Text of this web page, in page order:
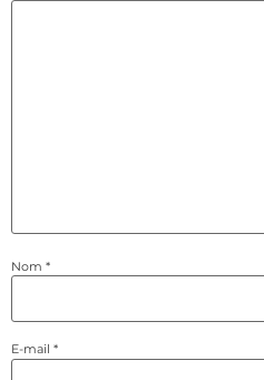
Nom *
E-mail *